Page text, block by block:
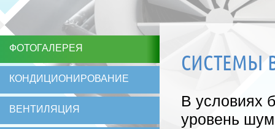
ФОТОГАЛЕРЕЯ
КОНДИЦИОНИРОВАНИЕ
ВЕНТИЛЯЦИЯ
СИСТЕМЫ
В условиях
уровень